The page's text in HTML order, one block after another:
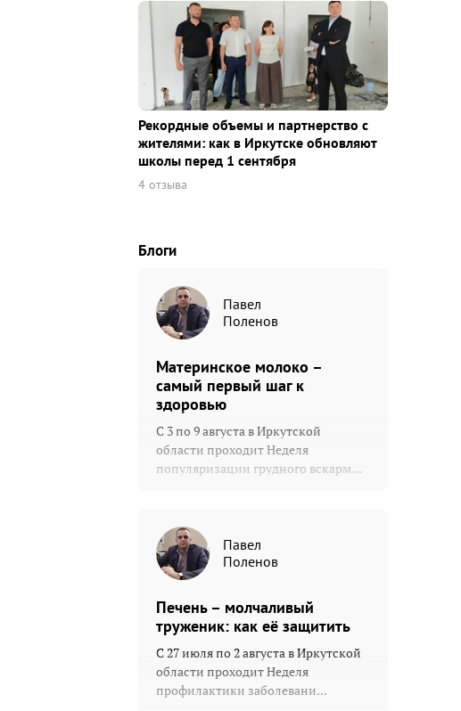
Рекордные объемы и партнерство с
жителями: как в Иркутске обновляют
школы перед 1 сентября
4 отзыва
Блоги
Павел
Поленов
Материнское молоко –
самый первый шаг к
здоровью
С 3 по 9 августа в Иркутской
области проходит Неделя
популяризации грудного вскарм...
Павел
Поленов
Печень – молчаливый
труженик: как её защитить
С 27 июля по 2 августа в Иркутской
области проходит Неделя
профилактики заболевани...